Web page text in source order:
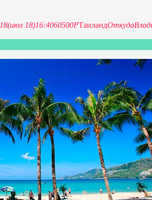
18(июл 18)16:4060500PТаиландОткуда